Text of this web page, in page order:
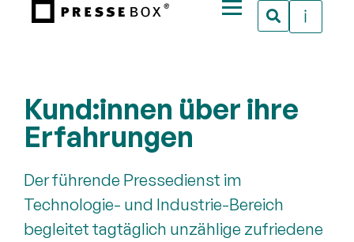
Kund:innen über ihre
Erfahrungen
Der führende Pressedienst im
Technologie- und Industrie-Bereich
begleitet tagtäglich unzählige zufriedene